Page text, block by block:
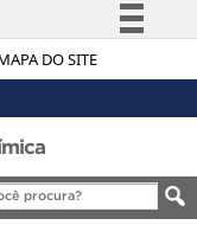
DO SITE
Legislação